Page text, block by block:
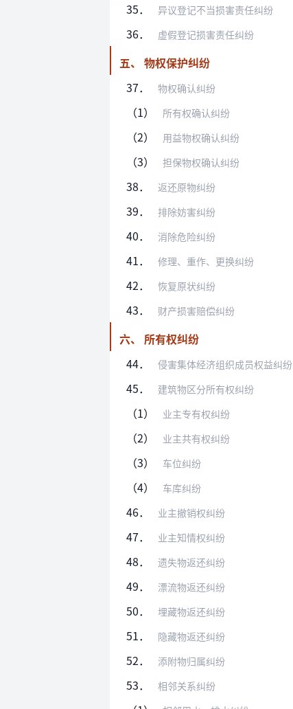
35．
异议登记不当损害责任纠纷
36． 虚假登记损害责任纠纷
五、 物权保护纠纷
37．
物权确认纠纷
（1） 所有权确认纠纷
（2） 用益物权确认纠纷
（3） 担保物权确认纠纷
38． 返还原物纠纷
39． 排除妨害纠纷
40． 消除危险纠纷
41． 修理、重作、更换纠纷
42． 恢复原状纠纷
43． 财产损害赔偿纠纷
六、 所有权纠纷
44．
侵害集体经济组织成员权益纠纷
45． 建筑物区分所有权纠纷
（1） 业主专有权纠纷
（2） 业主共有权纠纷
（3） 车位纠纷
（4） 车库纠纷
46． 业主撤销权纠纷
47． 业主知情权纠纷
48． 遗失物返还纠纷
49． 漂流物返还纠纷
50． 埋藏物返还纠纷
51． 隐藏物返还纠纷
52． 添附物归属纠纷
53． 相邻关系纠纷